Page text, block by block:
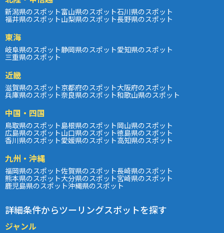
新潟県のスポット富山県のスポット石川県のスポット
福井県のスポット山梨県のスポット長野県のスポット
東海
岐阜県のスポット静岡県のスポット愛知県のスポット
三重県のスポット
近畿
滋賀県のスポット京都府のスポット大阪府のスポット
兵庫県のスポット奈良県のスポット和歌山県のスポット
中国・四国
鳥取県のスポット島根県のスポット岡山県のスポット
広島県のスポット山口県のスポット徳島県のスポット
香川県のスポット愛媛県のスポット高知県のスポット
九州・沖縄
福岡県のスポット佐賀県のスポット長崎県のスポット
熊本県のスポット大分県のスポット宮崎県のスポット
鹿児島県のスポット沖縄県のスポット
詳細条件からツーリングスポットを探す
ジャンル